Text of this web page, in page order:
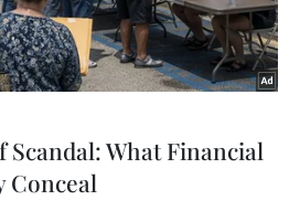
Thủ tướng
Lan
Scandal: What Financial
Conceal